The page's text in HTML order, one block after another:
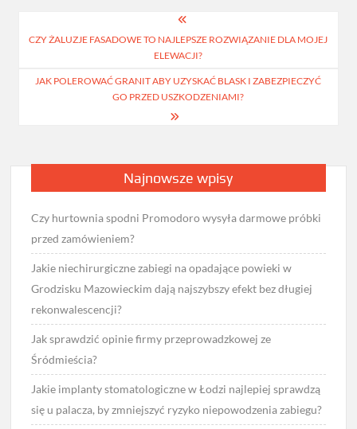
wpisu
CZY ŻALUZJE FASADOWE TO NAJLEPSZE ROZWIĄZANIE DLA MOJEJ
ELEWACJI?
JAK POLEROWAĆ GRANIT ABY UZYSKAĆ BLASK I ZABEZPIECZYĆ
GO PRZED USZKODZENIAMI?
Najnowsze wpisy
Czy hurtownia spodni Promodoro wysyła darmowe próbki
przed zamówieniem?
Jakie niechirurgiczne zabiegi na opadające powieki w
Grodzisku Mazowieckim dają najszybszy efekt bez długiej
rekonwalescencji?
Jak sprawdzić opinie firmy przeprowadzkowej ze
Śródmieścia?
Jakie implanty stomatologiczne w Łodzi najlepiej sprawdzą
się u palacza, by zmniejszyć ryzyko niepowodzenia zabiegu?